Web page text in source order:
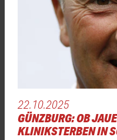
22.10.2025
GÜNZBURG: OB
KLINIKSTERBEN IN